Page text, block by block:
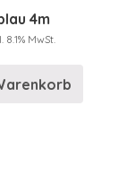
4m
8.1% MwSt.